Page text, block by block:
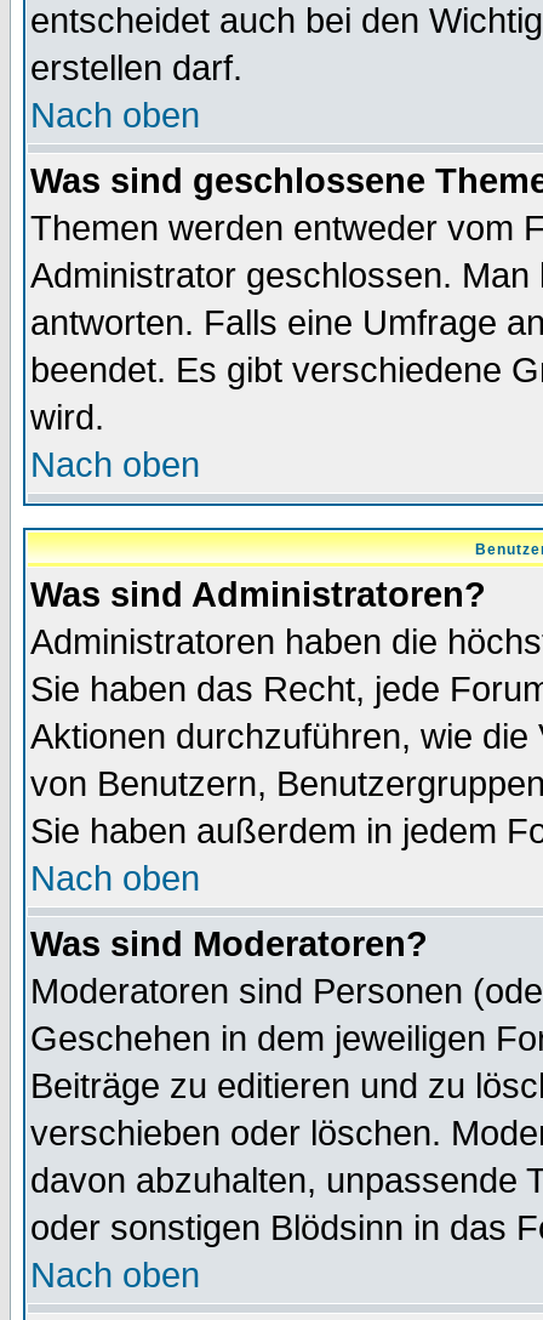
entscheidet auch bei den
erstellen darf.
Nach oben
Was sind geschlossene
Themen werden entweder vom
Administrator geschlossen.
antworten. Falls eine Umfrage
beendet. Es gibt verschiedene
wird.
Nach oben
Was sind Administratoren?
Administratoren haben die
Sie haben das Recht, jede
Aktionen durchzuführen, wie
von Benutzern,
Sie haben außerdem in jedem
Nach oben
Was sind Moderatoren?
Moderatoren sind Personen
Geschehen in dem jeweiligen
Beiträge zu editieren und zu
verschieben oder löschen.
davon abzuhalten, unpassende
oder sonstigen Blödsinn in das
Nach oben